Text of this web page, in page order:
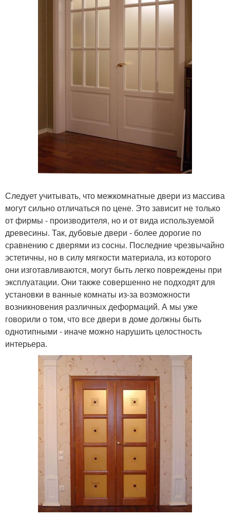
Следует учитывать, что межкомнатные двери из массива
могут сильно отличаться по цене. Это зависит не только
от фирмы - производителя, но и от вида используемой
древесины. Так, дубовые двери - более дорогие по
сравнению с дверями из сосны. Последние чрезвычайно
эстетичны, но в силу мягкости материала, из которого
они изготавливаются, могут быть легко повреждены при
эксплуатации. Они также совершенно не подходят для
установки в ванные комнаты из-за возможности
возникновения различных деформаций. А мы уже
говорили о том, что все двери в доме должны быть
однотипными - иначе можно нарушить целостность
интерьера.